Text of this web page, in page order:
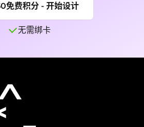
免费积分 - 开始设计
无需绑卡